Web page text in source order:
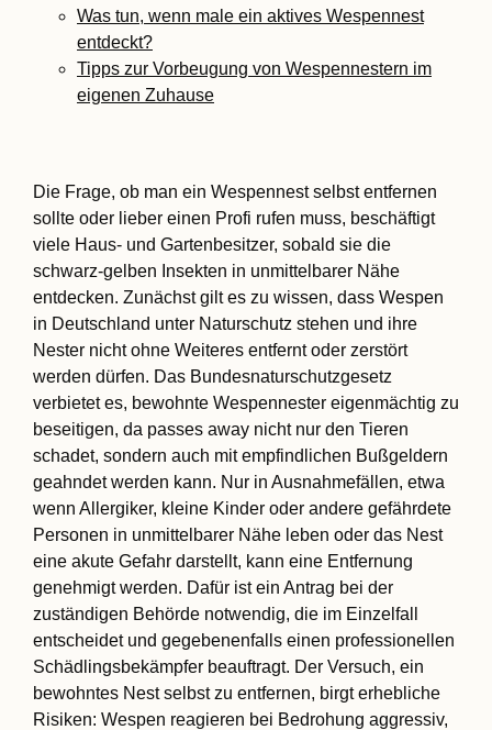
Was tun, wenn male ein aktives Wespennest
entdeckt?
Tipps zur Vorbeugung von Wespennestern im
eigenen Zuhause
Die Frage, ob man ein Wespennest selbst entfernen
sollte oder lieber einen Profi rufen muss, beschäftigt
viele Haus- und Gartenbesitzer, sobald sie die
schwarz-gelben Insekten in unmittelbarer Nähe
entdecken. Zunächst gilt es zu wissen, dass Wespen
in Deutschland unter Naturschutz stehen und ihre
Nester nicht ohne Weiteres entfernt oder zerstört
werden dürfen. Das Bundesnaturschutzgesetz
verbietet es, bewohnte Wespennester eigenmächtig zu
beseitigen, da passes away nicht nur den Tieren
schadet, sondern auch mit empfindlichen Bußgeldern
geahndet werden kann. Nur in Ausnahmefällen, etwa
wenn Allergiker, kleine Kinder oder andere gefährdete
Personen in unmittelbarer Nähe leben oder das Nest
eine akute Gefahr darstellt, kann eine Entfernung
genehmigt werden. Dafür ist ein Antrag bei der
zuständigen Behörde notwendig, die im Einzelfall
entscheidet und gegebenenfalls einen professionellen
Schädlingsbekämpfer beauftragt. Der Versuch, ein
bewohntes Nest selbst zu entfernen, birgt erhebliche
Risiken: Wespen reagieren bei Bedrohung aggressiv,